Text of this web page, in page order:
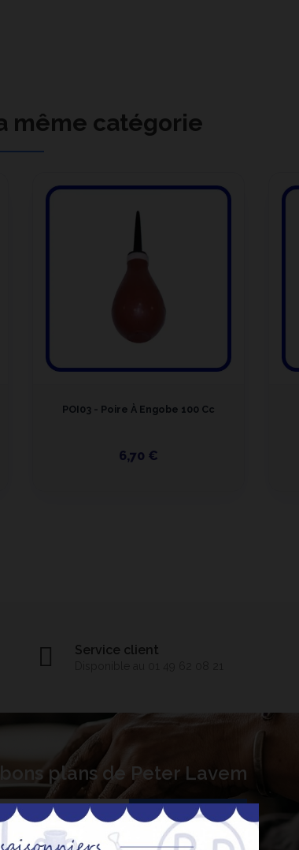
même catégorie
POI03 - Poire À Engobe 100 Cc
6,70 €
Service client
plans de Peter Lavem
S’abonner